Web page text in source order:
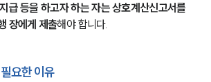
급 등을 하고자 하는 자는 상호계산신고서를
장에게 제출해야 합니다.
요한 이유